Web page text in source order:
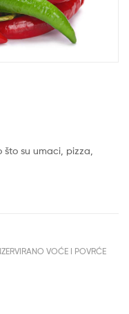
su umaci, pizza,
VOĆE I POVRĆE